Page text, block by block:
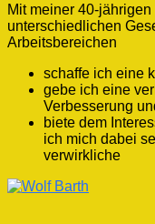
Mit meiner 40-
unterschiedlichen
Arbeitsbereichen
schaffe ich eine
gebe ich eine
Verbesserung
biete dem
ich mich dabei
verwirkliche